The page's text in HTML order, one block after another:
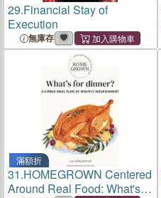
29.Financial Stay of
Execution
無庫存
滿額折
31.HOMEGROWN Centered
Around Real Food: What's